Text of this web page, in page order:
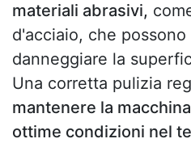
materiali abrasivi,
d'acciaio, che
danneggiare la
Una corretta pulizia
mantenere la
ottime condizioni nel